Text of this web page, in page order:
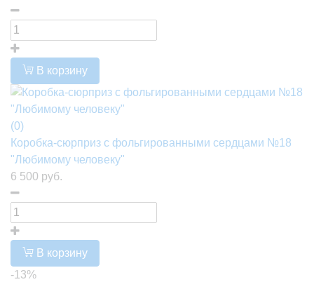
В корзину
(0)
Коробка-сюрприз с фольгированными сердцами №18
"Любимому человеку"
6 500 руб.
В корзину
-13%